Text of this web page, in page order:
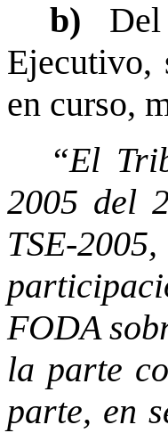
b) Del
Ejecutivo,
en curso,
“El
2005 del
TSE-
FODA
la parte
parte, en